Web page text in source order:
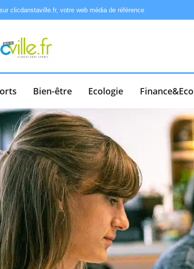
clicdanstaville.fr, votre web média de référence
Bien-être Ecologie Finance&Eco